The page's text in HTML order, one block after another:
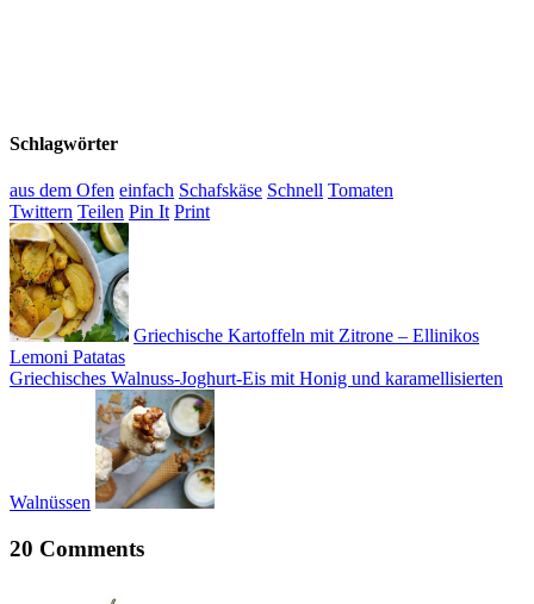
Schlagwörter
aus dem Ofen einfach Schafskäse Schnell Tomaten
Twittern Teilen Pin It Print
Griechische Kartoffeln mit Zitrone – Ellinikos
Lemoni Patatas
Griechisches Walnuss-Joghurt-Eis mit Honig und karamellisierten
Walnüssen
20 Comments